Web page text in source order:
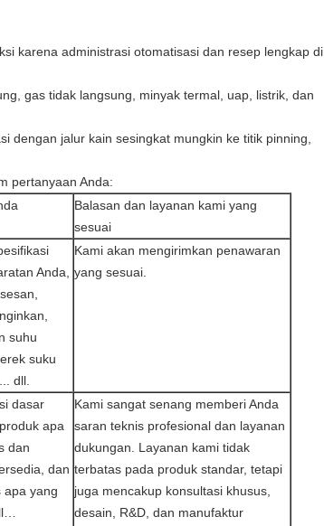
karena administrasi otomatisasi dan resep lengkap di
gas tidak langsung, minyak termal, uap, listrik, dan
dengan jalur kain sesingkat mungkin ke titik pinning,
pertanyaan Anda:
Balasan dan layanan kami yang
sesuai
Anda,
suhu
suku
dll.
Kami akan mengirimkan penawaran
yang sesuai.
dasar
apa
dan
dan
apa yang
Kami sangat senang memberi Anda
saran teknis profesional dan layanan
dukungan. Layanan kami tidak
terbatas pada produk standar, tetapi
juga mencakup konsultasi khusus,
desain, R&D, dan manufaktur